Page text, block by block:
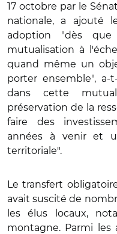
17 octobre par le
nationale, a ajouté
adoption "dès que
mutualisation à
quand même un
porter ensemble", a-
dans cette
préservation de la
faire des
années à venir et
territoriale".
Le transfert
avait suscité de
les élus locaux,
montagne. Parmi les